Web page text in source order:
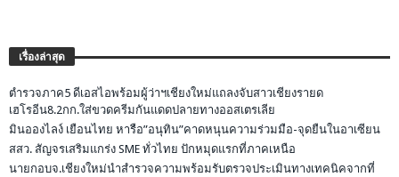
เรื่องล่าสุด
ตำรวจภาค5 ดีเอสไอพร้อมผู้ว่าฯเชียงใหม่แถลงจับสาวเชียงรายด
เฮโรอีน8.2กก.ใส่ขวดครีมกันแดดปลายทางออสเตรเลีย
มินอองไลง์ เยือนไทย หารือ”อนุทิน”คาดหนุนความร่วมมือ-จุดยืนในอาเซียน
สสว. สัญจรเสริมแกร่ง SME ทั่วไทย ปักหมุดแรกที่ภาคเหนือ
นายกอบจ.เชียงใหม่นำสำรวจความพร้อมรับตรวจประเมินทางเทคนิคจากที่